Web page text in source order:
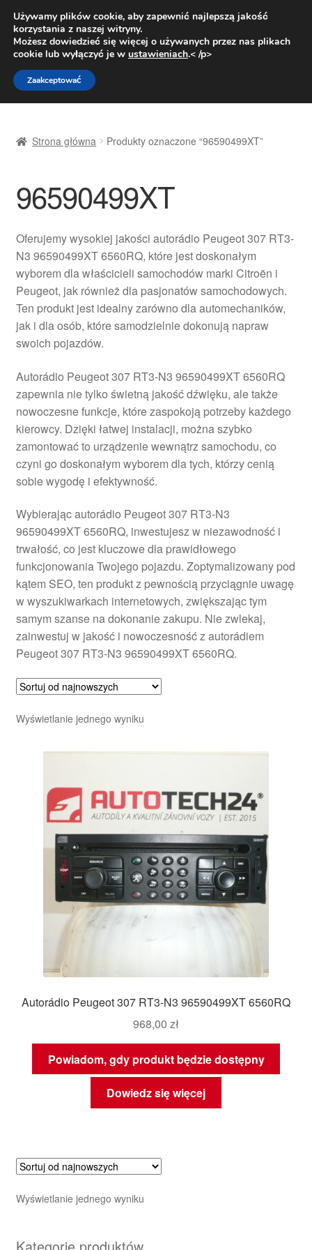
DOSTAWA od 31 zł
Pn.-pt. 9:00-16:00800 003 167
Przejdź
do
nawigacji
Przejdź
do
treści
Dostawa
Dostawa na cały świat
Moje konto
O nas
Płatności
Polityka prywatności
Procedura reklamacyjna
Skarga
Wózek
Zamówienia
Zasady i warunki
Strona główna Produkty oznaczone “96590499XT”
96590499XT
Oferujemy wysokiej jakości autorádio Peugeot 307 RT3-
N3 96590499XT 6560RQ, które jest doskonałym
wyborem dla właścicieli samochodów marki Citroën i
Peugeot, jak również dla pasjonatów samochodowych.
Ten produkt jest idealny zarówno dla automechaników,
jak i dla osób, które samodzielnie dokonują napraw
swoich pojazdów.
Autorádio Peugeot 307 RT3-N3 96590499XT 6560RQ
zapewnia nie tylko świetną jakość dźwięku, ale także
nowoczesne funkcje, które zaspokoją potrzeby każdego
kierowcy. Dzięki łatwej instalacji, można szybko
zamontować to urządzenie wewnątrz samochodu, co
czyni go doskonałym wyborem dla tych, którzy cenią
sobie wygodę i efektywność.
Wybierając autorádio Peugeot 307 RT3-N3
96590499XT 6560RQ, inwestujesz w niezawodność i
trwałość, co jest kluczowe dla prawidłowego
funkcjonowania Twojego pojazdu. Zoptymalizowany pod
kątem SEO, ten produkt z pewnością przyciągnie uwagę
w wyszukiwarkach internetowych, zwiększając tym
samym szanse na dokonanie zakupu. Nie zwlekaj,
zainwestuj w jakość i nowoczesność z autorádiem
Peugeot 307 RT3-N3 96590499XT 6560RQ.
Wyświetlanie jednego wyniku
Autorádio Peugeot 307 RT3-N3 96590499XT 6560RQ
968,00 zł
Powiadom, gdy produkt będzie dostępny
Dowiedz się więcej
Wyświetlanie jednego wyniku
Używamy plików cookie, aby zapewnić najlepszą jakość
korzystania z naszej witryny.
Możesz dowiedzieć się więcej o używanych przez nas plikach
cookie lub wyłączyć je w ustawieniach.< /p>
Zaakceptować